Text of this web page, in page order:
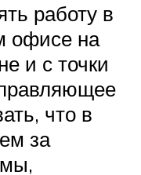
работу в
офисе на
и с точки
что в
за